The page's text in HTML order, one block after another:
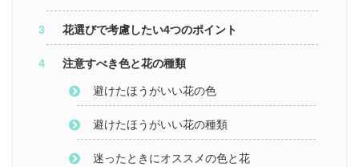
花選びで考慮したい4つのポイント
注意すべき色と花の種類
避けたほうがいい花の色
避けたほうがいい花の種類
迷ったときにオススメの色と花